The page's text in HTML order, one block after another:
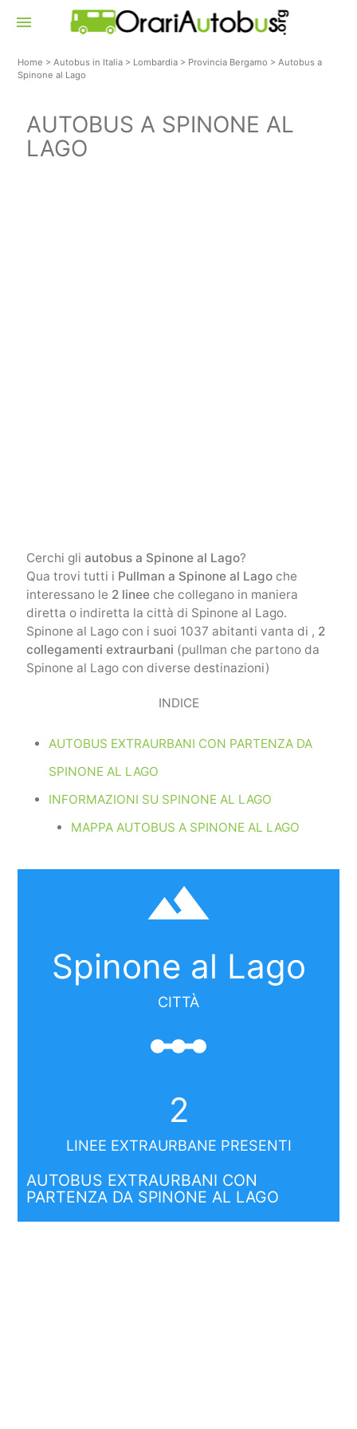
menu
Home >Autobus in Italia > Lombardia > Provincia Bergamo >Autobus a
Spinone al Lago
AUTOBUS A SPINONE AL
LAGO
Cerchi gli autobus a Spinone al Lago?
Qua trovi tutti i Pullman a Spinone al Lagoche
interessano le 2 lineeche collegano in maniera
diretta o indiretta la città di Spinone al Lago.
Spinone al Lago con i suoi 1037 abitanti vanta di , 2
collegamenti extraurbani (pullman che partono da
Spinone al Lago con diverse destinazioni)
INDICE
AUTOBUS EXTRAURBANI CON PARTENZA DA
SPINONE AL LAGO
INFORMAZIONI SU SPINONE AL LAGO
MAPPA AUTOBUS A SPINONE AL LAGO
filter_hdr
Spinone al Lago
CITTÀ
linear_scale
2
LINEE EXTRAURBANE PRESENTI
AUTOBUS EXTRAURBANI CON
PARTENZA DA SPINONE AL LAGO